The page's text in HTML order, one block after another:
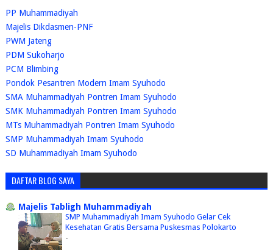
PP Muhammadiyah
Majelis Dikdasmen-PNF
PWM Jateng
PDM Sukoharjo
PCM Blimbing
Pondok Pesantren Modern Imam Syuhodo
SMA Muhammadiyah Pontren Imam Syuhodo
SMK Muhammadiyah Pontren Imam Syuhodo
MTs Muhammadiyah Pontren Imam Syuhodo
SMP Muhammadiyah Imam Syuhodo
SD Muhammadiyah Imam Syuhodo
DAFTAR BLOG SAYA
Majelis Tabligh Muhammadiyah
SMP Muhammadiyah Imam Syuhodo Gelar Cek
Kesehatan Gratis Bersama Puskesmas Polokarto
-